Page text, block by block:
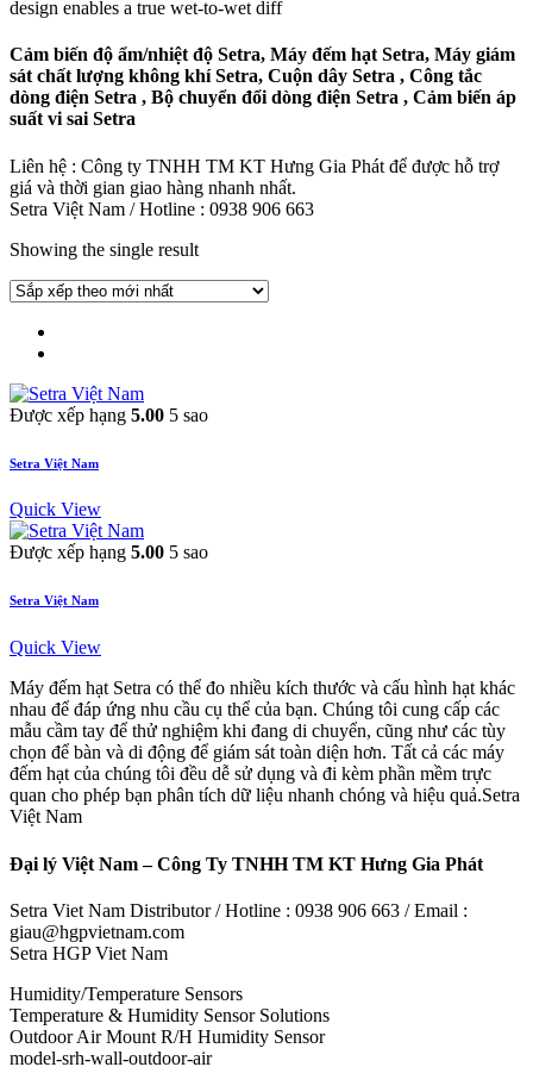
design enables a true wet-to-wet diff
Cảm biến độ ẩm/nhiệt độ Setra, Máy đếm hạt Setra, Máy giám
sát chất lượng không khí Setra, Cuộn dây Setra , Công tắc
dòng điện Setra , Bộ chuyển đổi dòng điện Setra , Cảm biến áp
suất vi sai Setra
Liên hệ : Công ty TNHH TM KT Hưng Gia Phát để được hỗ trợ
giá và thời gian giao hàng nhanh nhất.
Setra Việt Nam / Hotline : 0938 906 663
Showing the single result
Được xếp hạng 5.00 5 sao
Setra Việt Nam
Quick View
Được xếp hạng 5.00 5 sao
Setra Việt Nam
Quick View
Máy đếm hạt Setra có thể đo nhiều kích thước và cấu hình hạt khác
nhau để đáp ứng nhu cầu cụ thể của bạn. Chúng tôi cung cấp các
mẫu cầm tay để thử nghiệm khi đang di chuyển, cũng như các tùy
chọn để bàn và di động để giám sát toàn diện hơn. Tất cả các máy
đếm hạt của chúng tôi đều dễ sử dụng và đi kèm phần mềm trực
quan cho phép bạn phân tích dữ liệu nhanh chóng và hiệu quả.Setra
Việt Nam
Đại lý Việt Nam – Công Ty TNHH TM KT Hưng Gia Phát
Setra Viet Nam Distributor / Hotline : 0938 906 663 / Email :
giau@hgpvietnam.com
Setra HGP Viet Nam
Humidity/Temperature Sensors
Temperature & Humidity Sensor Solutions
Outdoor Air Mount R/H Humidity Sensor
model-srh-wall-outdoor-air